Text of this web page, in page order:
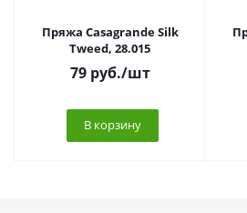
Пряжа Casagrande Silk
Tweed, 28.015
79руб./шт
В корзину